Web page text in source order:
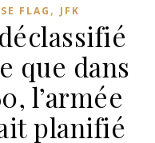
FLAG , JFK
que dans
l’armée
planifié